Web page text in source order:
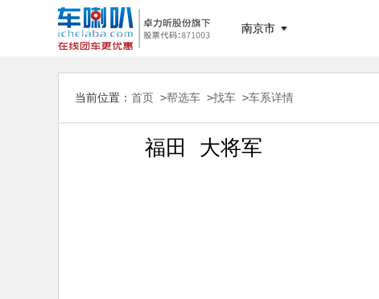
南京市
当前位置： 首页 >帮选车 >找车 >车系详情
福田 大将军